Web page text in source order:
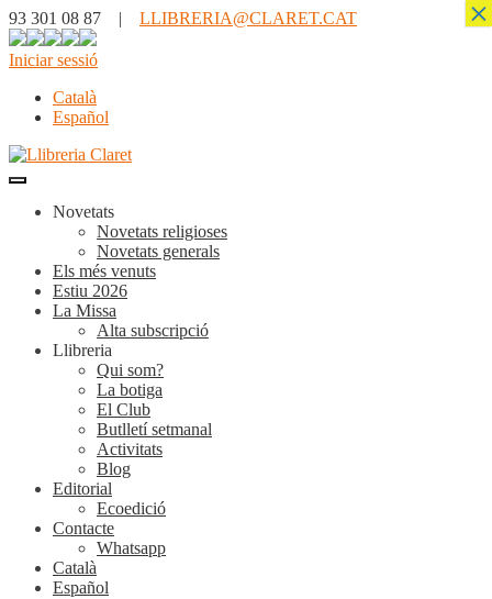
93 301 08 87 | LLIBRERIA@CLARET.CAT
Iniciar sessió
Català
Español
Novetats
Novetats religioses
Novetats generals
Els més venuts
Estiu 2026
La Missa
Alta subscripció
Llibreria
Qui som?
La botiga
El Club
Butlletí setmanal
Activitats
Blog
Editorial
Ecoedició
Contacte
Whatsapp
Català
Español
×